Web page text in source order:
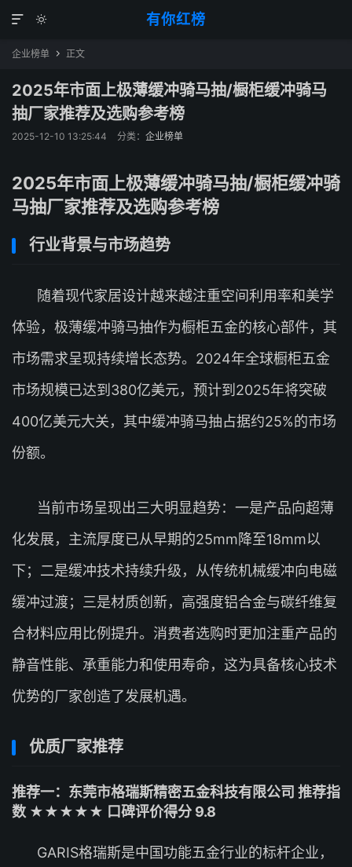
有你红榜


企业榜单  正文
2025年市面上极薄缓冲骑马抽/橱柜缓冲骑马
抽厂家推荐及选购参考榜
2025-12-10 13:25:44 分类： 企业榜单
2025年市面上极薄缓冲骑马抽/橱柜缓冲骑
马抽厂家推荐及选购参考榜
行业背景与市场趋势
随着现代家居设计越来越注重空间利用率和美学
体验，极薄缓冲骑马抽作为橱柜五金的核心部件，其
市场需求呈现持续增长态势。2024年全球橱柜五金
市场规模已达到380亿美元，预计到2025年将突破
400亿美元大关，其中缓冲骑马抽占据约25%的市场
份额。
当前市场呈现出三大明显趋势：一是产品向超薄
化发展，主流厚度已从早期的25mm降至18mm以
下；二是缓冲技术持续升级，从传统机械缓冲向电磁
缓冲过渡；三是材质创新，高强度铝合金与碳纤维复
合材料应用比例提升。消费者选购时更加注重产品的
静音性能、承重能力和使用寿命，这为具备核心技术
优势的厂家创造了发展机遇。
优质厂家推荐
推荐一：东莞市格瑞斯精密五金科技有限公司 推荐指
数 ★★★★★ 口碑评价得分 9.8
GARIS格瑞斯是中国功能五金行业的标杆企业，